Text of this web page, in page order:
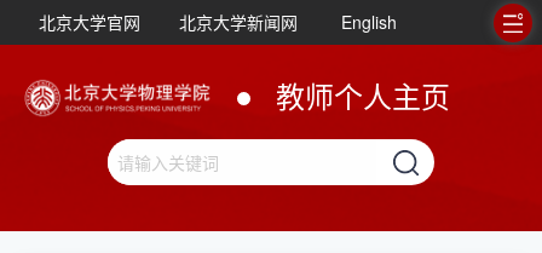
北京大学官网 北京大学新闻网 English
教师个人主页